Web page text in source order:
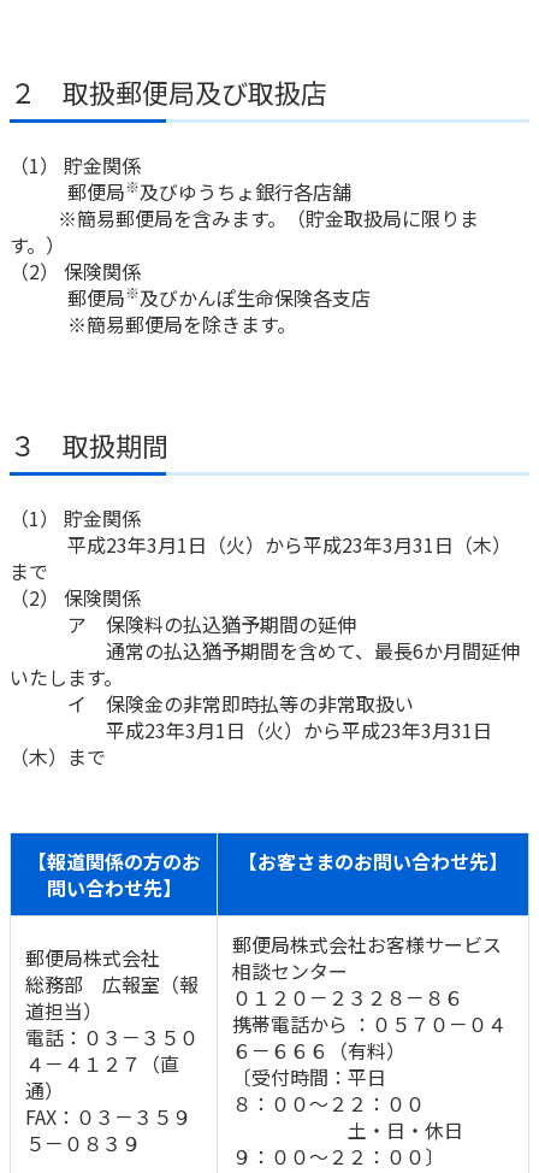
ご契約内容の確認
お客さまに関する情報等の確認の取り組み
各種サービス・お知らせ
かんぽプラチナライフサービス
お問い合わせ
ご契約手続きの流れ
保険料のお払込方法
保険用語集
お問い合わせ
健康情報
ラジオ体操・みんなの体操
ラジオ体操ポータルサイト
かんぽブランド
お客さまの声／お客さまサービス向上の取組み
かんぽジャンクション
２ 取扱郵便局及び取扱店
（1） 貯金関係
郵便局※及びゆうちょ銀行各店舗
※簡易郵便局を含みます。（貯金取扱局に限りま
す。）
（2） 保険関係
郵便局※及びかんぽ生命保険各支店
※簡易郵便局を除きます。
３ 取扱期間
（1） 貯金関係
平成23年3月1日（火）から平成23年3月31日（木）
まで
（2） 保険関係
ア 保険料の払込猶予期間の延伸
通常の払込猶予期間を含めて、最長6か月間延伸
いたします。
イ 保険金の非常即時払等の非常取扱い
平成23年3月1日（火）から平成23年3月31日
（木）まで
【報道関係の方のお
問い合わせ先】
【お客さまのお問い合わせ先】
郵便局株式会社
総務部 広報室（報
道担当）
電話：０３－３５０
４－４１２７（直
通）
FAX：０３－３５９
５－０８３９
郵便局株式会社お客様サービス
相談センター
０１２０－２３２８－８６
携帯電話から ：０５７０－０４
６－６６６（有料）
〔受付時間：平日
８：００～２２：００
土・日・休日
９：００～２２：００〕